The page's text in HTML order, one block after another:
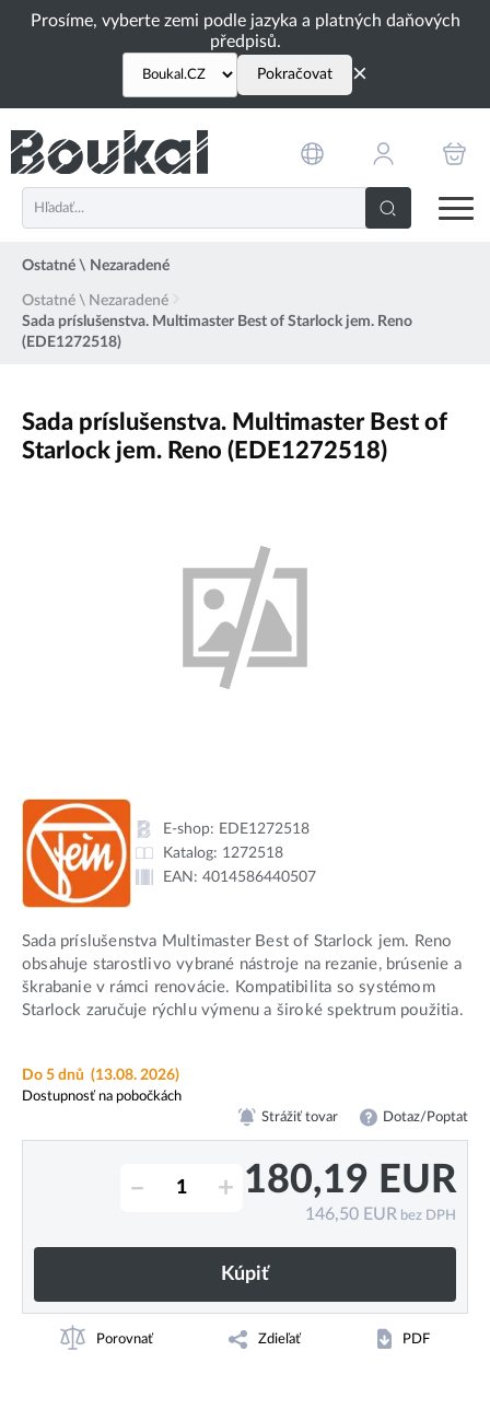
Prosíme, vyberte zemi podle jazyka a platných daňových
předpisů.
Pokračovat ×
Ostatné \ Nezaradené
Ostatné \ Nezaradené
Sada príslušenstva. Multimaster Best of Starlock jem. Reno
(EDE1272518)
Sada príslušenstva. Multimaster Best of
Starlock jem. Reno (EDE1272518)
E-shop: EDE1272518
Katalog: 1272518
EAN: 4014586440507
Sada príslušenstva Multimaster Best of Starlock jem. Reno
obsahuje starostlivo vybrané nástroje na rezanie, brúsenie a
škrabanie v rámci renovácie. Kompatibilita so systémom
Starlock zaručuje rýchlu výmenu a široké spektrum použitia.
Do 5 dnů (13.08. 2026)
Dostupnosť na pobočkách
Strážiť tovar Dotaz/Poptat
– + 180,19 EUR
146,50 EUR bez DPH
Kúpiť
Porovnať Zdieľať PDF